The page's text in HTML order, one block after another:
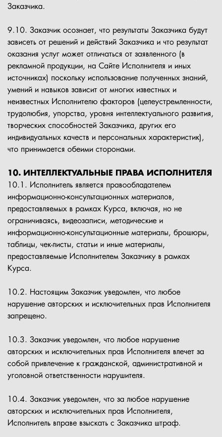
Заказчика.
9.10. Заказчик осознает, что результаты Заказчика будут
зависеть от решений и действий Заказчика и что результат
оказания услуг может отличаться от заявленного (в
рекламной продукции, на Сайте Исполнителя и иных
источниках) поскольку использование полученных знаний,
умений и навыков зависит от многих известных и
неизвестных Исполнителю факторов (целеустремленности,
трудолюбия, упорства, уровня интеллектуального развития,
творческих способностей Заказчика, других его
индивидуальных качеств и персональных характеристик),
что принимается обеими сторонами.
10. ИНТЕЛЛЕКТУАЛЬНЫЕ ПРАВА ИСПОЛНИТЕЛЯ
10.1. Исполнитель является правообладателем
информационно-консультационных материалов,
предоставляемых в рамках Курса, включая, но не
ограничиваясь, видеозаписи, методические и
информационно-консультационные материалы, брошюры,
таблицы, чек-листы, статьи и иные материалы,
предоставляемые Исполнителем Заказчику в рамках
Курса.
10.2. Настоящим Заказчик уведомлен, что любое
нарушение авторских и исключительных прав Исполнителя
запрещено.
10.3. Заказчик уведомлен, что любое нарушение
авторских и исключительных прав Исполнителя влечет за
собой привлечение к гражданской, административной и
уголовной ответственности нарушителя.
10.4. Заказчик уведомлен, что за любое нарушение
авторских и исключительных прав Исполнителя,
Исполнитель вправе взыскать с Заказчика штраф.